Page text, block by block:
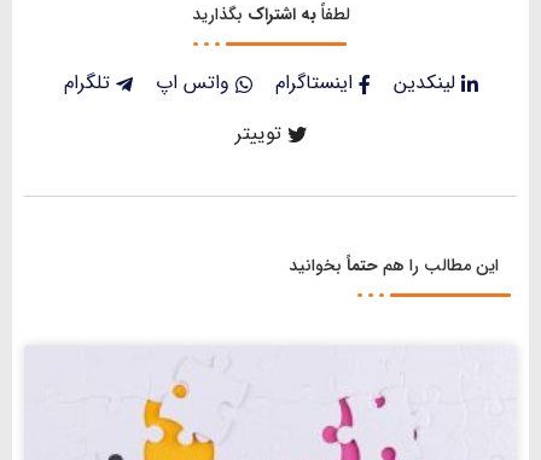
لطفاًبه اشتراک بگذارید
لینکدین اینستاگرام واتس اپ
تلگرام
توییتر
این مطالب را همحتماً بخوانید